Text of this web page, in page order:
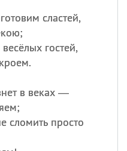
сластей,
гостей,
в веках —
сломить просто